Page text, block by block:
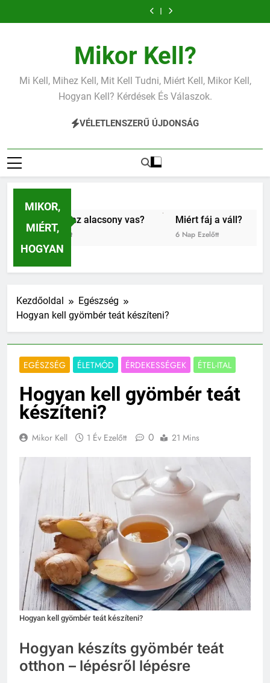
a
magas CRP?
magas
Mit jelent az
alacsony vas?
Miért fáj a váll?
Mit jelent a
vérnyomás?Mikor Kell?
Mi Kell, Mihez Kell, Mit Kell Tudni, Miért Kell, Mikor Kell,
Hogyan Kell? Kérdések És Válaszok.
VÉLETLENSZERŰ ÚJDONSÁG
MIKOR,
MIÉRT,
HOGYAN
jelent az alacsony vas?
Ezelőtt
Miért fáj a váll?
6 Nap Ezelőtt
Mit
Kezdőoldal
Egészség
Hogyan kell gyömbér teát készíteni?
EGÉSZSÉG ÉLETMÓD ÉRDEKESSÉGEK ÉTEL-ITAL
Hogyan kell gyömbér teát
készíteni?
Mikor Kell 1 Év Ezelőtt 0 21 Mins
Hogyan kell gyömbér teát készíteni?
Hogyan készíts gyömbér teát
otthon – lépésről lépésre